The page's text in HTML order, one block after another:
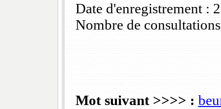
Date d'enregistrement :
Nombre de
Mot suivant >>>> :